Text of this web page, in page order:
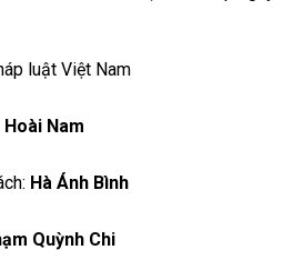
luật Việt Nam
Nam
Hà Ánh Bình
Quỳnh Chi